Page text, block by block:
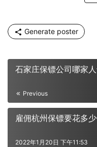
Generate poster
石家庄保镖公司哪家
Previous
雇佣杭州保镖要花多
2022年1月20日 下午11:53